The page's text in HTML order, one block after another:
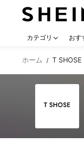
カテゴリ おす
ホーム / T SHOSE